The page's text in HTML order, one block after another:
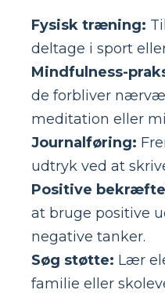
Fysisk træning:
deltage i sport
Mindfulness-
de forbliver
meditation eller
Journalføring:
udtryk ved at
Positive
at bruge positive
negative tanker.
Søg støtte: Lær
familie eller